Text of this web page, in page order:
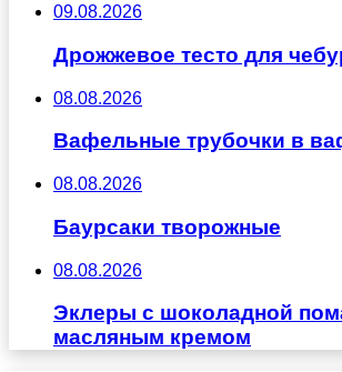
09.08.2026
Дрожжевое тесто для
08.08.2026
Вафельные трубочки в
08.08.2026
Баурсаки творожные
08.08.2026
Эклеры с шоколадной
масляным кремом